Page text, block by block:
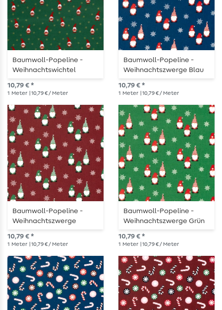
Baumwoll-Popeline -
Weihnachtswichtel
Tannengrün
10,79 € *
1 Meter | 10,79 € / Meter
Baumwoll-Popeline -
Weihnachtszwerge Blau
10,79 € *
1 Meter | 10,79 € / Meter
Baumwoll-Popeline -
Weihnachtszwerge
Bordeaux
10,79 € *
1 Meter | 10,79 € / Meter
Baumwoll-Popeline -
Weihnachtszwerge Grün
10,79 € *
1 Meter | 10,79 € / Meter